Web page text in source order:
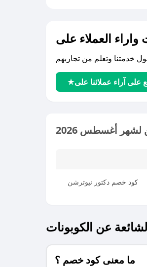
أغسطس 2026
كود خصم دكتور نيوترشن
عن الكوبونات
ما معنى كود خصم ؟